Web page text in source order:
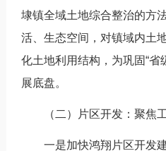
埭镇全域土地综合整治的方
活、生态空间，对镇域内土
化土地利用结构，为巩固“省
展底盘。
（二）片区开发：聚焦工
一是加快鸿翔片区开发建